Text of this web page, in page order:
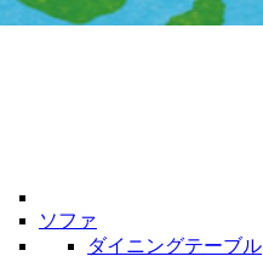
ソファ
ダイニングテーブル